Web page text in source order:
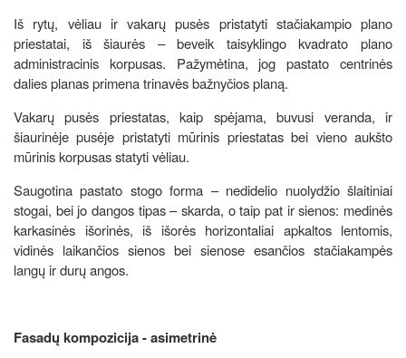
Iš rytų, vėliau ir vakarų pusės pristatyti stačiakampio plano
priestatai, iš šiaurės – beveik taisyklingo kvadrato plano
administracinis korpusas. Pažymėtina, jog pastato centrinės
dalies planas primena trinavės bažnyčios planą.
Vakarų pusės priestatas, kaip spėjama, buvusi veranda, ir
šiaurinėje pusėje pristatyti mūrinis priestatas bei vieno aukšto
mūrinis korpusas statyti vėliau.
Saugotina pastato stogo forma – nedidelio nuolydžio šlaitiniai
stogai, bei jo dangos tipas – skarda, o taip pat ir sienos: medinės
karkasinės išorinės, iš išorės horizontaliai apkaltos lentomis,
vidinės laikančios sienos bei sienose esančios stačiakampės
langų ir durų angos.
Fasadų kompozicija - asimetrinė